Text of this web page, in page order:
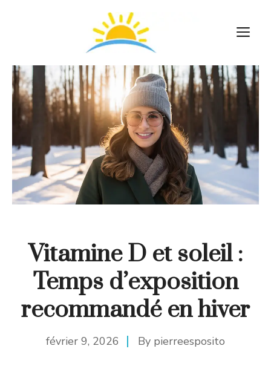
Vitamine D et soleil :
Temps d’exposition
recommandé en hiver
février 9, 2026 By pierreesposito